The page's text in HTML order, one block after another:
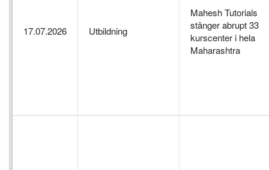
17.07.2026 Utbildning
Mahesh Tutorials
stänger abrupt 33
kurscenter i hela
Maharashtra